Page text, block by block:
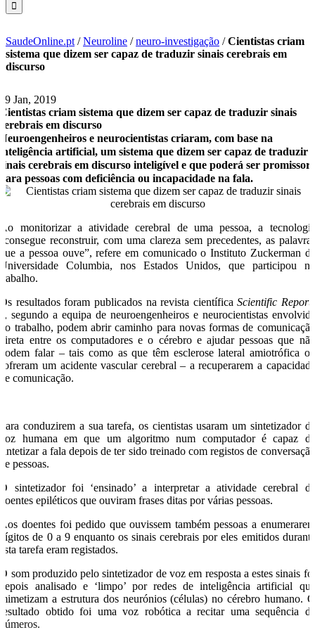
SaudeOnline.pt /Neuroline /neuro-investigação /Cientistas criam
sistema que dizem ser capaz de traduzir sinais cerebrais em
discurso
29 Jan, 2019
Cientistas criam sistema que dizem ser capaz de traduzir sinais
cerebrais em discurso
Neuroengenheiros e neurocientistas criaram, com base na
inteligência artificial, um sistema que dizem ser capaz de traduzir
sinais cerebrais em discurso inteligível e que poderá ser promissor
para pessoas com deficiência ou incapacidade na fala.
Ao monitorizar a atividade cerebral de uma pessoa, a tecnologia
“consegue reconstruir, com uma clareza sem precedentes, as palavras
que a pessoa ouve”, refere em comunicado o Instituto Zuckerman da
Universidade Columbia, nos Estados Unidos, que participou no
trabalho.
Os resultados foram publicados na revista científicaScientific Reports
e, segundo a equipa de neuroengenheiros e neurocientistas envolvida
no trabalho, podem abrir caminho para novas formas de comunicação
direta entre os computadores e o cérebro e ajudar pessoas que não
podem falar – tais como as que têm esclerose lateral amiotrófica ou
sofreram um acidente vascular cerebral – a recuperarem a capacidade
de comunicação.
Para conduzirem a sua tarefa, os cientistas usaram um sintetizador de
voz humana em que um algoritmo num computador é capaz de
sintetizar a fala depois de ter sido treinado com registos de conversação
de pessoas.
O sintetizador foi ‘ensinado’ a interpretar a atividade cerebral de
doentes epiléticos que ouviram frases ditas por várias pessoas.
Aos doentes foi pedido que ouvissem também pessoas a enumerarem
dígitos de 0 a 9 enquanto os sinais cerebrais por eles emitidos durante
esta tarefa eram registados.
O som produzido pelo sintetizador de voz em resposta a estes sinais foi
depois analisado e ‘limpo’ por redes de inteligência artificial que
mimetizam a estrutura dos neurónios (células) no cérebro humano. O
resultado obtido foi uma voz robótica a recitar uma sequência de
números.